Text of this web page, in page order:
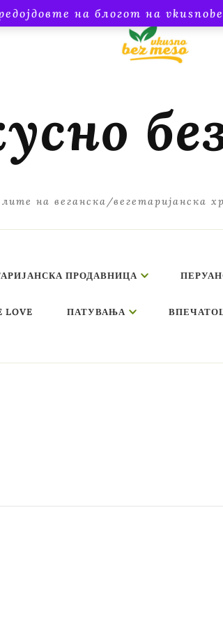
на блогот на
на веганска/вегетаријанска
ПРОДАВНИЦА
LOVE ПАТУВАЊА